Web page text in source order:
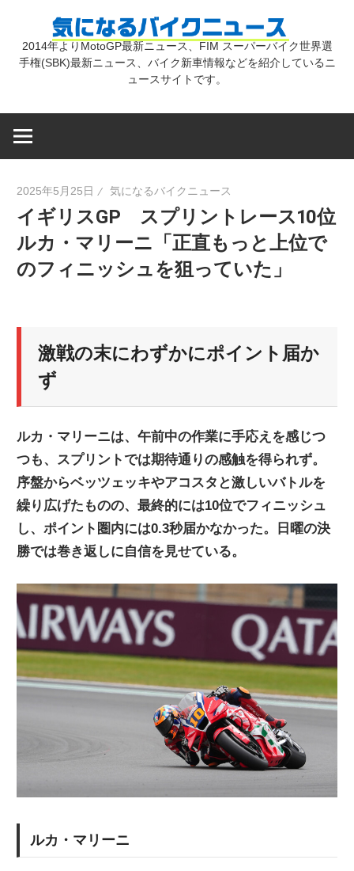
気
バ
ュ
ー
ス
2014年よりMotoGP最新ニュース、FIM スーパーバイク世界選
手権(SBK)最新ニュース、バイク新車情報などを紹介しているニ
ュースサイトです。
2025年5月25日 気になるバイクニュース
イギリスGP スプリントレース10位
ルカ・マリーニ「正直もっと上位で
のフィニッシュを狙っていた」
激戦の末にわずかにポイント届か
ず
ルカ・マリーニは、午前中の作業に手応えを感じつ
つも、スプリントでは期待通りの感触を得られず。
序盤からベッツェッキやアコスタと激しいバトルを
繰り広げたものの、最終的には10位でフィニッシュ
し、ポイント圏内には0.3秒届かなかった。日曜の決
勝では巻き返しに自信を見せている。
ルカ・マリーニ